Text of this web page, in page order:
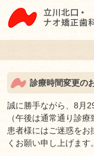
診療時間変更の
誠に勝手ながら、8月
（午後は通常通り診療
患者様にはご迷惑をお
くお願い申し上げます。